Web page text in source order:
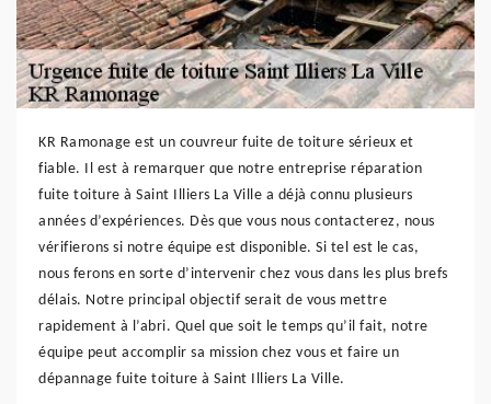
KR Ramonage est un couvreur fuite de toiture sérieux et
fiable. Il est à remarquer que notre entreprise réparation
fuite toiture à Saint Illiers La Ville a déjà connu plusieurs
années d’expériences. Dès que vous nous contacterez, nous
vérifierons si notre équipe est disponible. Si tel est le cas,
nous ferons en sorte d’intervenir chez vous dans les plus brefs
délais. Notre principal objectif serait de vous mettre
rapidement à l’abri. Quel que soit le temps qu’il fait, notre
équipe peut accomplir sa mission chez vous et faire un
dépannage fuite toiture à Saint Illiers La Ville.